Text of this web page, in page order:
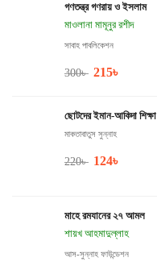
গণতন্ত্র গণরায় ও ইসলাম
মাওলানা মামূনুর রশীদ
সাবাহ পাবলিকেশন
300৳ 215৳
ছোটদের ইমান-আকিদা শিক্ষা
মাকতাবাতুস সুন্নাহ
220৳ 124৳
মাহে রমযানের ২৭ আমল
শায়খ আহমাদুল্লাহ
আস-সুন্নাহ ফাউন্ডেশন